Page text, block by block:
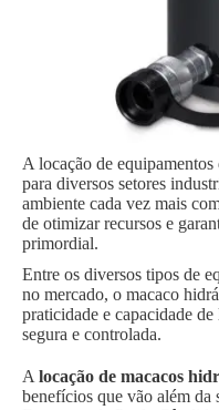
A locação de equipamentos
para diversos setores
ambiente cada vez mais
de otimizar recursos e
primordial.
Entre os diversos tipos de
no mercado, o macaco
praticidade e capacidade
segura e controlada.
A locação de macacos
benefícios que vão além da